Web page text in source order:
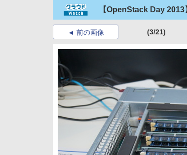
【OpenStack Day
前の画像 (3/21)